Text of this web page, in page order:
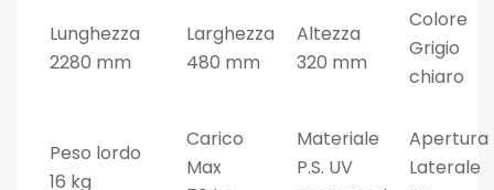
Lunghezza
2280 mm
Larghezza
480 mm
Altezza
320 mm
Colore
Grigio
chiaro
Peso lordo
16 kg
Carico
Max
Materiale
P.S. UV
Apertura
Laterale